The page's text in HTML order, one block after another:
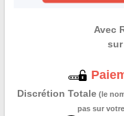
Avec
Discrétion Totale (le
pas sur